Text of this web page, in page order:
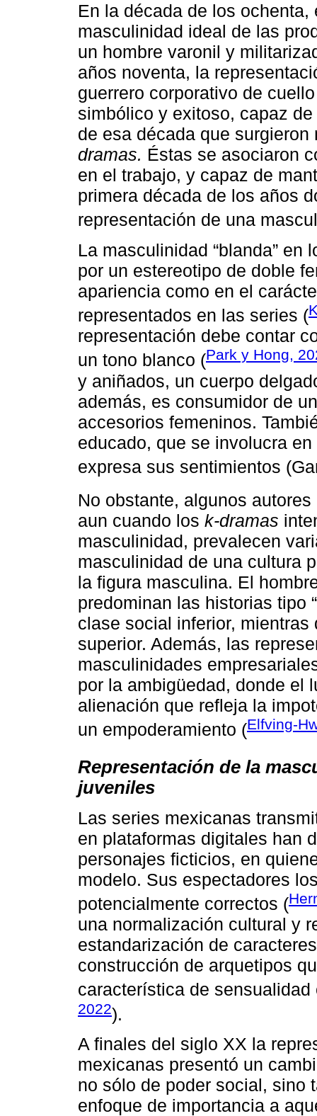
En la década de los
masculinidad ideal de las
un hombre varonil y
años noventa, la
guerrero corporativo de
simbólico y exitoso, capaz
de esa década que
dramas. Éstas se asociaron
en el trabajo, y capaz de
primera década de los años
representación de una
La masculinidad “blanda” en
por un estereotipo de doble
apariencia como en el
representados en las series (
representación debe contar
un tono blanco (Park y Hong,
y aniñados, un cuerpo
además, es consumidor de
accesorios femeninos.
educado, que se involucra
expresa sus sentimientos
No obstante, algunos autores
aun cuando los k-dramas
masculinidad, prevalecen
masculinidad de una cultura
la figura masculina. El
predominan las historias tipo
clase social inferior,
superior. Además, las
masculinidades
por la ambigüedad, donde el
alienación que refleja la
un empoderamiento (Elfving-
Representación de la
juveniles
Las series mexicanas
en plataformas digitales han
personajes ficticios, en
modelo. Sus espectadores
potencialmente correctos (
una normalización cultural y
estandarización de
construcción de arquetipos
característica de sensualidad
2022).
A finales del siglo XX la
mexicanas presentó un
no sólo de poder social, sino
enfoque de importancia a